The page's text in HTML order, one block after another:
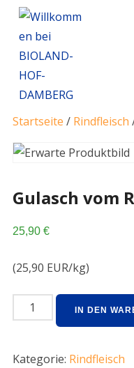
Startseite / Rindfleisch
Gulasch vom
25,90 €
(25,90 EUR/kg)
IN DEN
Kategorie: Rindfleisch